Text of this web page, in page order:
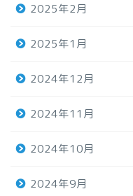
2025年2月
2025年1月
2024年12月
2024年11月
2024年10月
2024年9月